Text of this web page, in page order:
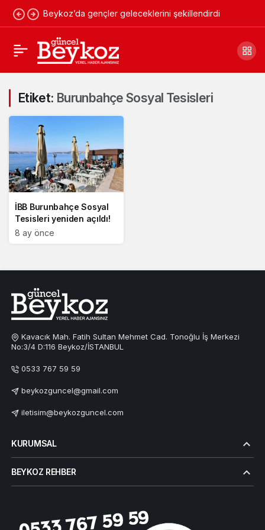
Beykoz’da gençler geleceklerini şekillendirdi
Etiket: Burunbahçe Sosyal Tesisleri
İBB Burunbahçe Sosyal
Tesisleri yeniden açıldı!
8 ay önce
Kavacık Mah. Fatih Sultan Mehmet Cad. Tonoğlu İş Merkezi
No:3/4 D:116 Beykoz/İSTANBUL
0533 767 59 59
beykozguncel@gmail.com
iletisim@beykozguncel.com
KURUMSAL
BEYKOZ REHBER